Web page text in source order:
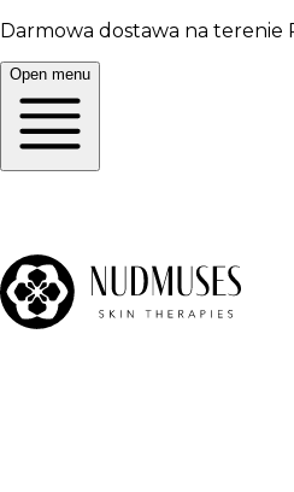
Darmowa dostawa na terenie
Open menu